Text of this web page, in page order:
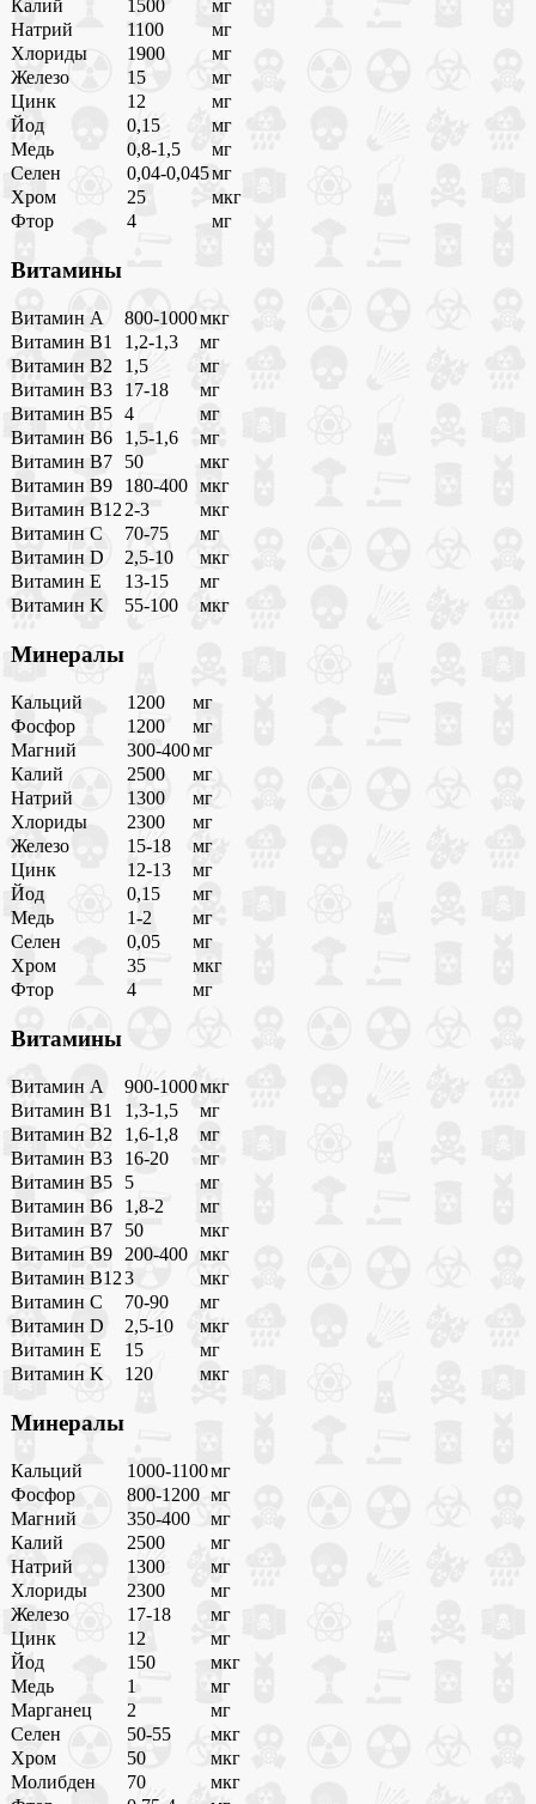
Калий 1500
мг
Натрий
1100
мг
Хлориды
1900
мг
Железо
15
мг
Цинк
12
мг
Йод
0,15
мг
Медь
0,8-1,5
мг
Селен
0,04-0,045мг
Хром
25
мкг
Фтор
4 мг
Витамины
Витамин A 800-1000мкг
Витамин B1
1,2-1,3
мг
Витамин B2
1,5
мг
Витамин B3
17-18
мг
Витамин B5 4
мг
Витамин B6
1,5-1,6
мг
Витамин B7
50
мкг
Витамин B9
180-400 мкг
Витамин B122-3
мкг
Витамин C
70-75
мг
Витамин D
2,5-10
мкг
Витамин E
13-15
мг
Витамин K
55-100 мкг
Минералы
Кальций 1200
мг
Фосфор
1200
мг
Магний
300-400мг
Калий
2500
мг
Натрий
1300
мг
Хлориды
2300
мг
Железо
15-18
мг
Цинк
12-13
мг
Йод
0,15
мг
Медь
1-2
мг
Селен
0,05
мг
Хром
35
мкг
Фтор
4 мг
Витамины
Витамин A 900-1000мкг
Витамин B1
1,3-1,5
мг
Витамин B2
1,6-1,8
мг
Витамин B3
16-20
мг
Витамин B5
5
мг
Витамин B6
1,8-2
мг
Витамин B7
50
мкг
Витамин B9 200-400 мкг
Витамин B123
мкг
Витамин C
70-90
мг
Витамин D
2,5-10
мкг
Витамин E
15
мг
Витамин K
120 мкг
Минералы
Кальций 1000-1100мг
Фосфор
800-1200 мг
Магний
350-400
мг
Калий
2500
мг
Натрий
1300
мг
Хлориды
2300
мг
Железо
17-18
мг
Цинк
12
мг
Йод
150
мкг
Медь
1
мг
Марганец
2
мг
Селен
50-55
мкг
Хром
50
мкг
Молибден
70
мкг